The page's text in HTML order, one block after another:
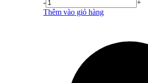
-
+
Thêm vào giỏ hàng